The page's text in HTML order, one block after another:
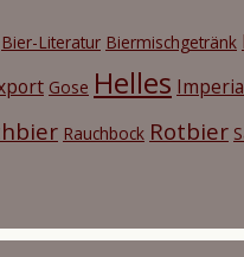
Bier-Literatur Biermischgetränk
Gose Helles
Rauchbock Rotbier